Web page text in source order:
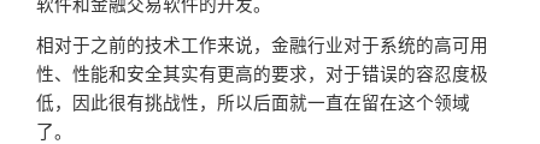
相对于之前的技术工作来说，金融行业对于系统的高可用
性、性能和安全其实有更高的要求，对于错误的容忍度极
低，因此很有挑战性，所以后面就一直在留在这个领域
了。